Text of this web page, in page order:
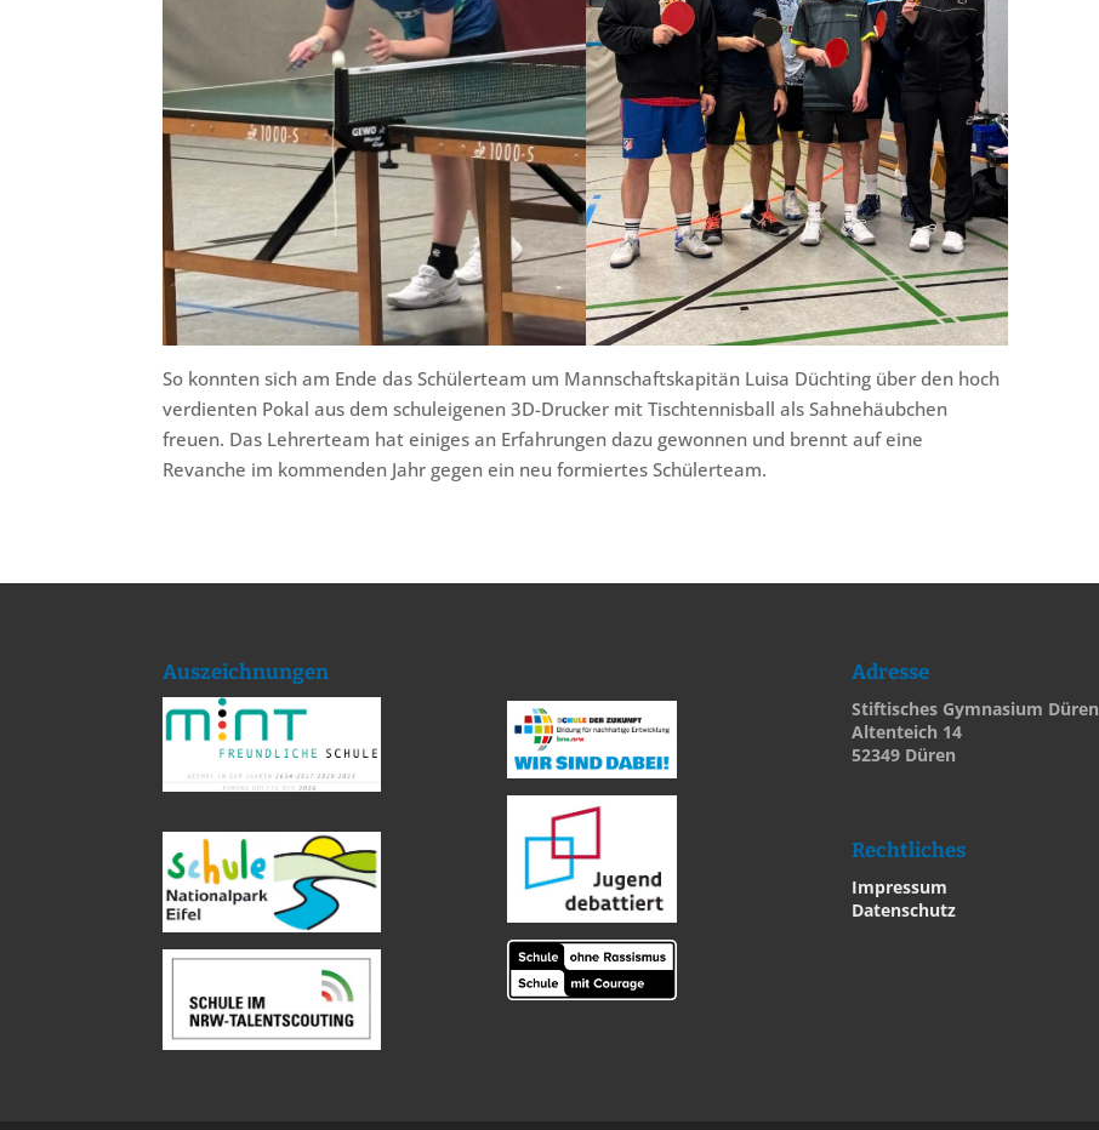
So konnten sich am Ende das Schülerteam um Mannschaftskapitän Luisa Düchting über den hoch
verdienten Pokal aus dem schuleigenen 3D-Drucker mit Tischtennisball als Sahnehäubchen
freuen. Das Lehrerteam hat einiges an Erfahrungen dazu gewonnen und brennt auf eine
Revanche im kommenden Jahr gegen ein neu formiertes Schülerteam.
Auszeichnungen Adresse
Stiftisches Gymnasium Düren
Altenteich 14
52349 Düren
Rechtliches
Impressum
Datenschutz